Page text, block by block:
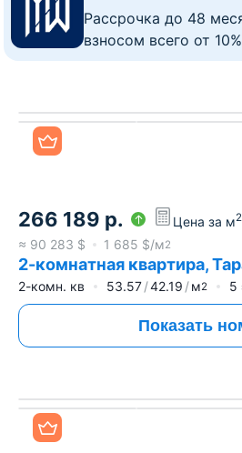
266 189 р. Цена за м2
≈ 90 283 $ 1 685 $/м2
2-комнатная квартира,
2-комн. кв 53.57 42.19 м2 5
Показать
Рассрочка до 48
взносом всего от 10%